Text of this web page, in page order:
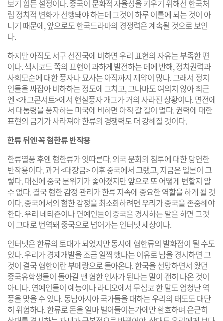
보기 힘든 설정이다. 중국이 문화적 자율성을 키우기 위해선 한국처
럼 정치적 변화가 선행돼야 하는데 그것이 하루 이틀에 되는 것이 아
니기 때문에, 앞으로도 한국드라마의 경쟁력은 계속될 것으로 보인
다.
하지만 아직도 서구 선진국에 비하면 우리 표현의 자유는 부족한 편
이다. 섹시코드 쪽의 표현이 과하게 발전하는 데에 반해, 정치권력과
사회모순에 대한 풍자나 묘사는 아직까지 제약이 많다. 그래서 정치
인들을 싸잡아 비하하는 정도에 그치고, 그나마도 여의치 않아 최근
엔 <개그콘서트>에서 현실풍자 개그가 거의 사라진 상황이다. 면전에
서 대통령을 풍자하는 미국에 비하면 아직 갈 길이 멀다. 권력에 대한
표현의 금기가 사라져야 한류의 경쟁력도 더 강해질 것이다.
한류 뒤엔 꼭 혐한류 반작용
한류열풍 후엔 혐한류가 잇따른다. 외국 문화의 침투에 대한 당연한
반작용이다. 과거 <대장금> 이후 중국에서 그랬고, 지금은 일본이 그
렇다. 대신에 중국 분위기가 좋아졌지만 앞으로 또 어떻게 변할지 알
수 없다. 결국 혐한 감정 관리가 한류 지속에 중요한 역할을 하게 될 것
이다. 중국에서의 혐한 감정을 최소화하려면 우리가 중국을 존중해야
한다. 우리 네티즌이나 연예인들이 중국을 경시하는 말을 하면 그것
이 그대로 번역돼 중국으로 넘어가는 인터넷 세상이다.
인터넷은 한류의 토대가 되었지만 동시에 혐한류의 발화점이 될 수도
있다. 우리가 경제개발을 조금 일찍 했다는 이유로 남을 경시하면 그
것이 결국 혐한이란 부메랑으로 돌아온다. 한국을 선망하면서 왔던
중국유학생들이 돌아갈 땐 혐한 인사가 된다는 말이 괜히 나온 것이
아니다. 연예인들이 예능이나 라디오에서 무심코 한 말도 엄청난 역
풍을 맞을 수 있다. 동남아시아 국가들을 대하는 우리의 태도도 대단
히 위험하다. 한류로 돈을 얼마 벌어들이는가에만 환호하며 은근히